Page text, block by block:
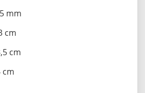
mm
cm
cm
cm